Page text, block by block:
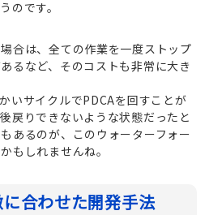
のです。
合は、全ての作業を一度ストップ
るなど、そのコストも非常に大き
いサイクルでPDCAを回すことが
戻りできないような状態だったと
あるのが、このウォーターフォー
もしれませんね。
合わせた開発手法